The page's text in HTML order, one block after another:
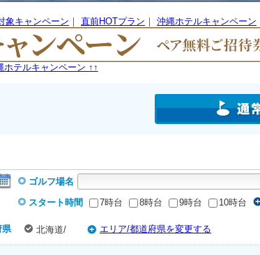
象キャンペーン ｜ 直前HOTプラン ｜ 沖縄ホテルキャンペーン
ホテルキャンペーン ↑↑
ゴルフ場名
スタート時間 7時台 8時台 9時台 10時台
県 北海道/ エリア/都道府県を変更する